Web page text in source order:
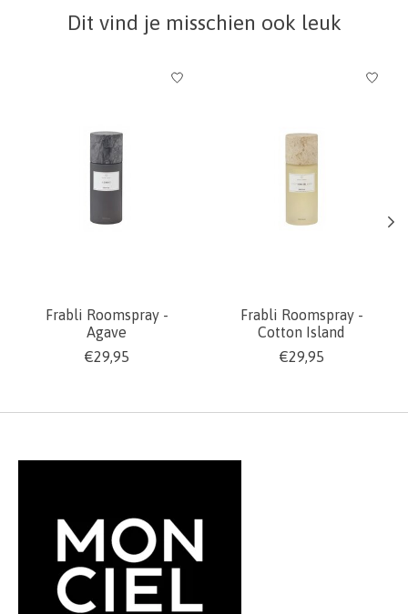
Dit vind je misschien ook leuk
Items van productcarrousel
Frabli Roomspray -
Agave
€29,95
Frabli Roomspray -
Cotton Island
€29,95